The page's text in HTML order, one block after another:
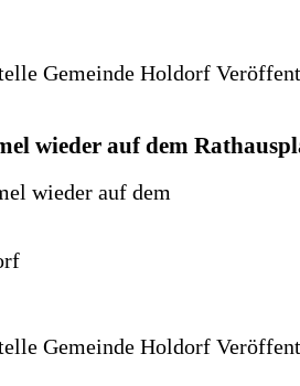
Gemeinde Holdorf
wieder auf dem
Gemeinde Holdorf